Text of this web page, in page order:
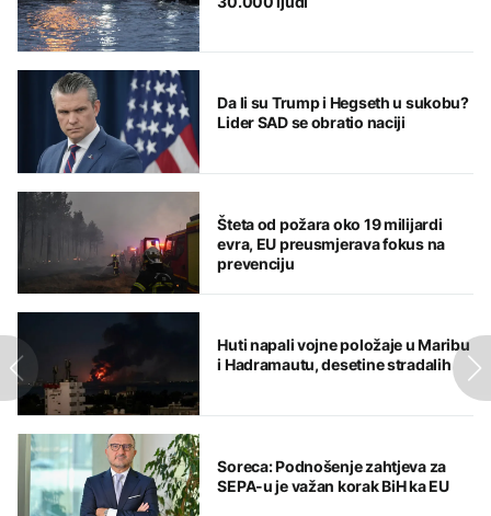
Da li su Trump i Hegseth u sukobu?
Lider SAD se obratio naciji
Šteta od požara oko 19 milijardi
evra, EU preusmjerava fokus na
prevenciju
Huti napali vojne položaje u Maribu
i Hadramautu, desetine stradalih
Soreca: Podnošenje zahtjeva za
SEPA-u je važan korak BiH ka EU